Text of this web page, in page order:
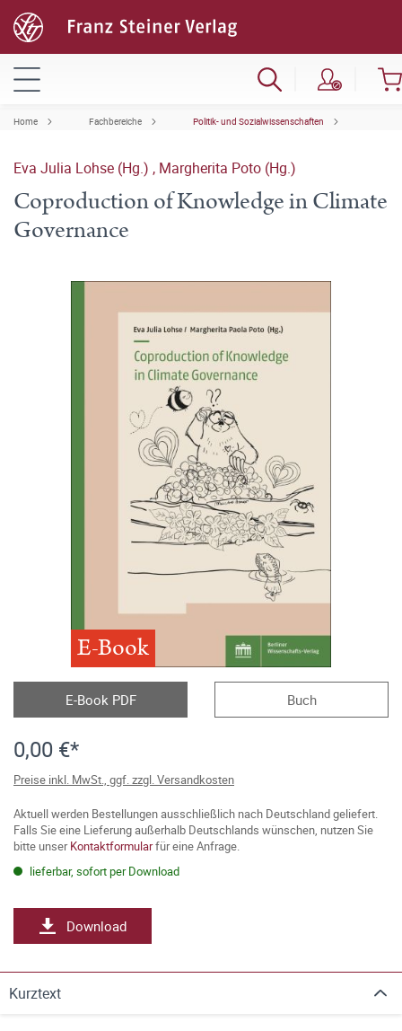
Home Fachbereiche Politik- und Sozialwissenschaften
Eva Julia Lohse (Hg.) , Margherita Poto (Hg.)
Coproduction of Knowledge in Climate
Governance
E-Book
E-Book PDF Buch
0,00 €*
Preise inkl. MwSt., ggf. zzgl. Versandkosten
Aktuell werden Bestellungen ausschließlich nach Deutschland geliefert.
Falls Sie eine Lieferung außerhalb Deutschlands wünschen, nutzen Sie
bitte unserKontaktformularfür eine Anfrage.
lieferbar, sofort per Download
Download
Kurztext